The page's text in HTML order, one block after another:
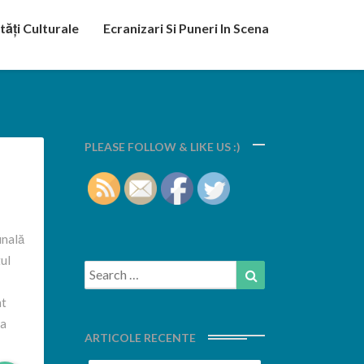
Culturale Ecranizari Si Puneri In Scena
PLEASE FOLLOW & LIKE US :)
Search
for:
ARTICOLE RECENTE